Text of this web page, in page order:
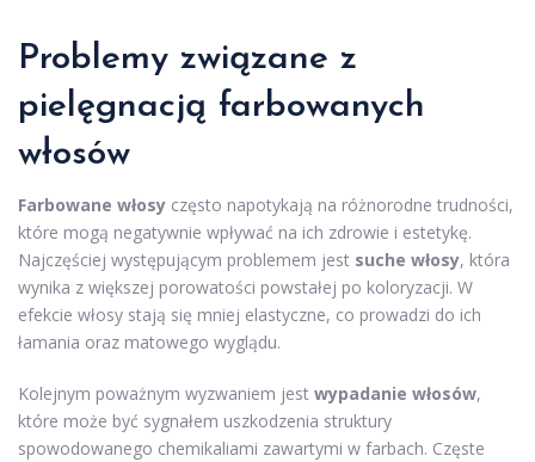
Problemy związane z
pielęgnacją farbowanych
włosów
Farbowane włosy często napotykają na różnorodne trudności,
które mogą negatywnie wpływać na ich zdrowie i estetykę.
Najczęściej występującym problemem jest suche włosy, która
wynika z większej porowatości powstałej po koloryzacji. W
efekcie włosy stają się mniej elastyczne, co prowadzi do ich
łamania oraz matowego wyglądu.
Kolejnym poważnym wyzwaniem jest wypadanie włosów,
które może być sygnałem uszkodzenia struktury
spowodowanego chemikaliami zawartymi w farbach. Częste